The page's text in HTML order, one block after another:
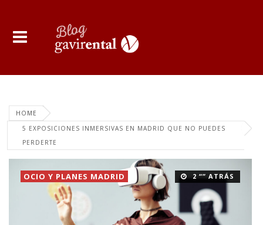
HOME
5 EXPOSICIONES INMERSIVAS EN MADRID QUE NO PUEDES
PERDERTE
2 “” ATRÁS
OCIO Y PLANES MADRID